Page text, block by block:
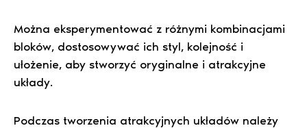
Można eksperymentować z różnymi kombinacjami
bloków, dostosowywać ich styl, kolejność i
ułożenie, aby stworzyć oryginalne i atrakcyjne
układy.
Podczas tworzenia atrakcyjnych układów należy